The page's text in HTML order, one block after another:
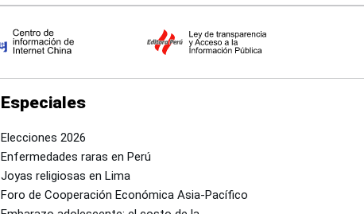
Especiales
Elecciones 2026
Enfermedades raras en Perú
Joyas religiosas en Lima
Foro de Cooperación Económica Asia-Pacífico